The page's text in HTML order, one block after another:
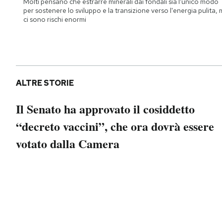
Notifiche mobile
Regala il Post
per sostenere lo sviluppo e la transizione verso l'energia pulita,
ci sono rischi enormi
ALTRE STORIE
Il Senato ha approvato il cosiddetto
“decreto vaccini”, che ora dovrà essere
votato dalla Camera